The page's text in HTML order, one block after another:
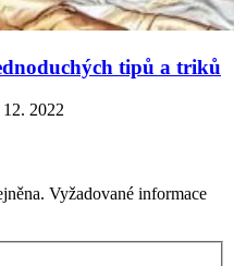
tipů a triků
12. 2022
Vyžadované informace